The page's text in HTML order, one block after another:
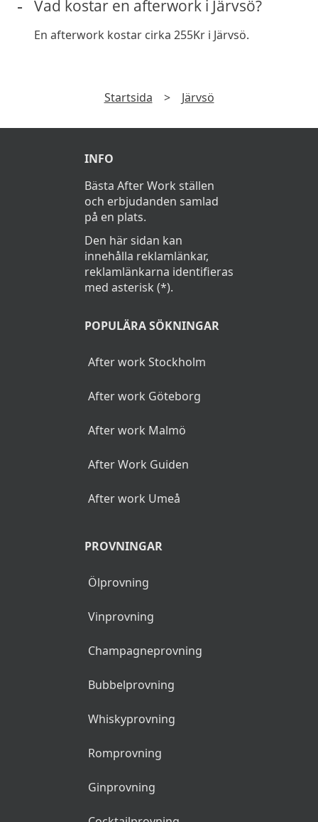
Vad kostar en afterwork i Järvsö?
En afterwork kostar cirka 255Kr i Järvsö.
Startsida > Järvsö
INFO
Bästa After Work ställen
och erbjudanden samlad
på en plats.
Den här sidan kan
innehålla reklamlänkar,
reklamlänkarna identifieras
med asterisk (*).
POPULÄRA SÖKNINGAR
After work Stockholm
After work Göteborg
After work Malmö
After Work Guiden
After work Umeå
PROVNINGAR
Ölprovning
Vinprovning
Champagneprovning
Bubbelprovning
Whiskyprovning
Romprovning
Ginprovning